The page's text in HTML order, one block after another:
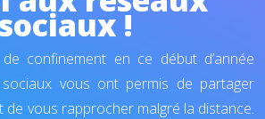
!
confinement en ce début d’année
vous ont permis de partager
de vous rapprocher malgré la distance.